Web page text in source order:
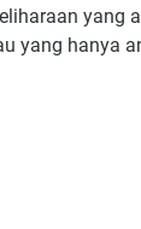
yang
yang hanya